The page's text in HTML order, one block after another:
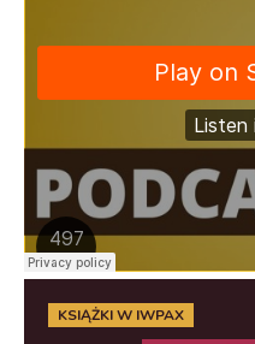
KSIĄŻKI W IWPAX